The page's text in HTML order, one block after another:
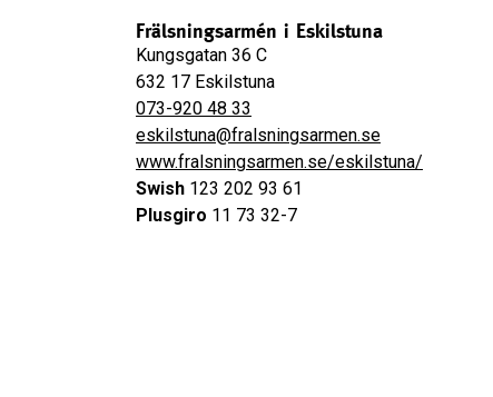
Frälsningsarmén i Eskilstuna
Kungsgatan 36 C
632 17 Eskilstuna
073-920 48 33
eskilstuna@fralsningsarmen.se
www.fralsningsarmen.se/eskilstuna/
Swish 123 202 93 61
Plusgiro 11 73 32-7